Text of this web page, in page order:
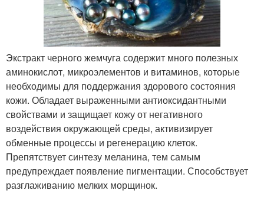
Экстракт черного жемчуга содержит много полезных
аминокислот, микроэлементов и витаминов, которые
необходимы для поддержания здорового состояния
кожи. Обладает выраженными антиоксидантными
свойствами и защищает кожу от негативного
воздействия окружающей среды, активизирует
обменные процессы и регенерацию клеток.
Препятствует синтезу меланина, тем самым
предупреждает появление пигментации. Способствует
разглаживанию мелких морщинок.